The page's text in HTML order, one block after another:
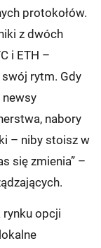
protokołów.
z dwóch
i ETH –
rytm. Gdy
nabory
– niby stoisz w
się zmienia” –
rynku opcji